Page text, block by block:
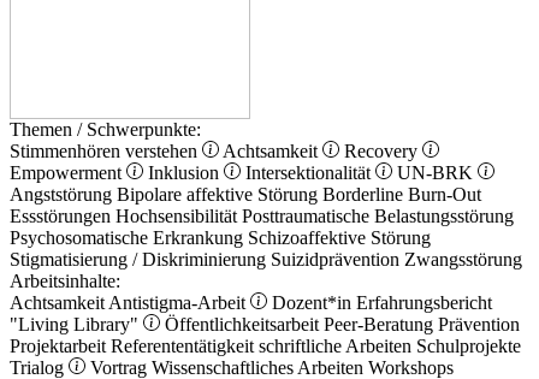
Themen / Schwerpunkte:
Stimmenhören verstehen
Achtsamkeit
Recovery
Empowerment
Inklusion Intersektionalität
UN-BRK
Angststörung Bipolare affektive Störung Borderline Burn-Out
Essstörungen Hochsensibilität Posttraumatische Belastungsstörung
Psychosomatische Erkrankung Schizoaffektive Störung
Stigmatisierung / Diskriminierung Suizidprävention Zwangsstörung
Arbeitsinhalte:
Achtsamkeit Antistigma-Arbeit Dozent*in Erfahrungsbericht
"Living Library"
Öffentlichkeitsarbeit Peer-Beratung Prävention
Projektarbeit Referententätigkeit schriftliche Arbeiten Schulprojekte
Trialog
Vortrag Wissenschaftliches Arbeiten Workshops